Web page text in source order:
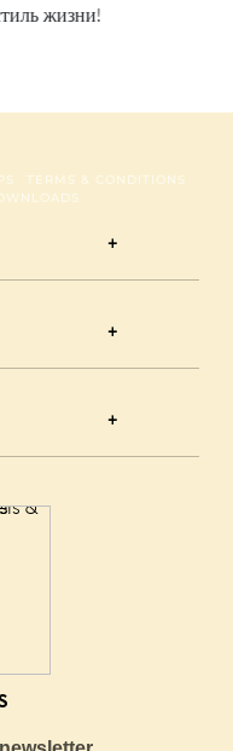
жизни!
TERMS & CONDITIONS